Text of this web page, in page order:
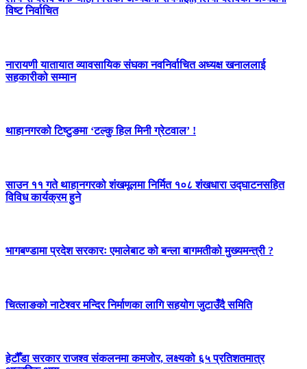
विष्ट निर्वाचित
नारायणी यातायात व्यावसायिक संघका नवनिर्वाचित अध्यक्ष खनाललाई
सहकारीको सम्मान
थाहानगरको टिष्टुङमा ‘टल्कु हिल मिनी ग्रेटवाल’ !
साउन ११ गते थाहानगरको शंखमूलमा निर्मित १०८ शंखधारा उद्घाटनसहित
विविध कार्यक्रम हुने
भागबण्डामा प्रदेश सरकारः एमालेबाट को बन्ला बागमतीको मुख्यमन्त्री ?
चित्लाङको नाटेश्वर मन्दिर निर्माणका लागि सहयोग जुटाउँदै समिति
हेटौँडा सरकार राजश्व संकलनमा कमजोर, लक्ष्यको ६५ प्रतिशतमात्र